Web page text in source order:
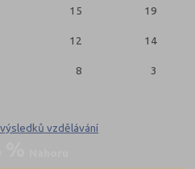
15 19
12 14
8 3
vzdělávání